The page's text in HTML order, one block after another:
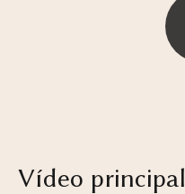
Vídeo principal